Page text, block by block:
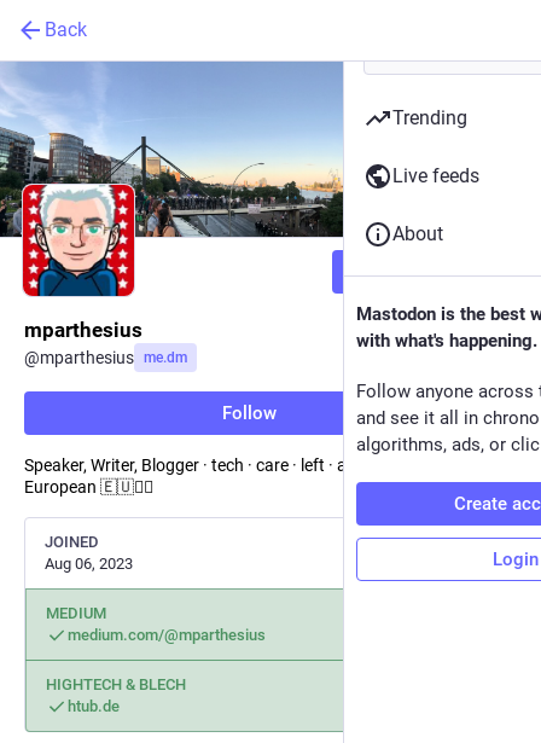
Back
Follow
mparthesius
@mparthesius me.dm
Follow
Speaker, Writer, Blogger · tech · care · left · antifa · antififa ·
European 🇪🇺🏴‍☠️
JOINED
Aug 06, 2023
MEDIUM
medium.com/@mparthesius
HIGHTECH & BLECH
htub.de
Trending
Live feeds
About
Mastodon is the best
with what's happening.
Follow anyone across
and see it all in
algorithms, ads, or
Create
Login